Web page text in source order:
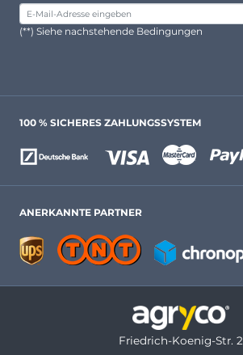
(**) Siehe nachstehende Bedingungen
100 % SICHERES ZAHLUNGSSYSTEM
ANERKANNTE PARTNER
Friedrich-Koenig-Str. 2